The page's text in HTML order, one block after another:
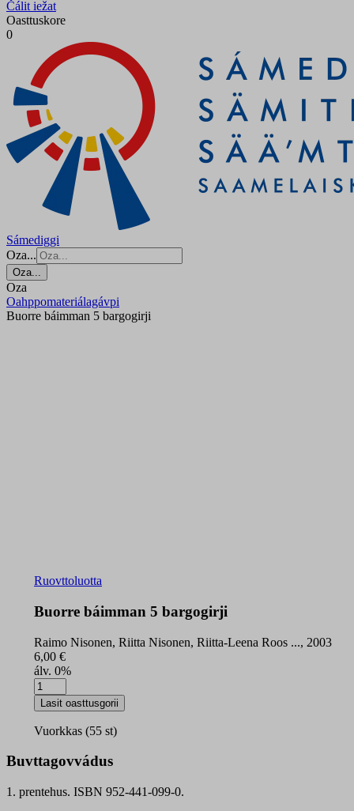
Čálit iežat
Oasttuskore
0
Sámediggi
Oza...
Oza...
Oza
Oahppomateriálagávpi
Buorre báimman 5 bargogirji
Ruovttoluotta
Buorre báimman 5 bargogirji
Raimo Nisonen, Riitta Nisonen, Riitta-Leena Roos ..., 2003
6,00 €
álv. 0%
Buorre
báimman
5
bargogirji
Lasit oasttusgorii
Vuorkkas (55 st)
Buvttagovvádus
1. prentehus. ISBN 952-441-099-0.